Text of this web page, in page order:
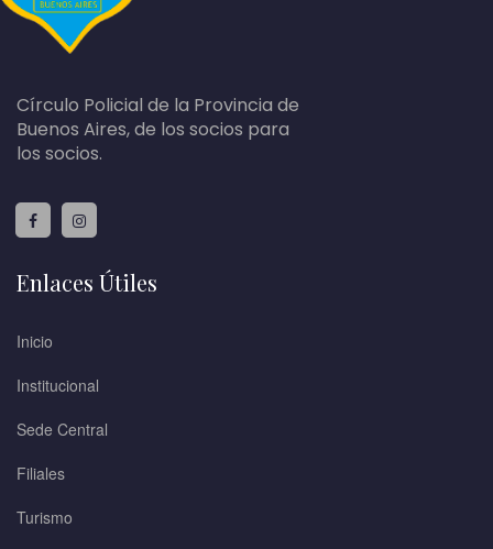
Círculo Policial de la Provincia de
Buenos Aires, de los socios para
los socios.
Enlaces Útiles
Inicio
Institucional
Sede Central
Filiales
Turismo